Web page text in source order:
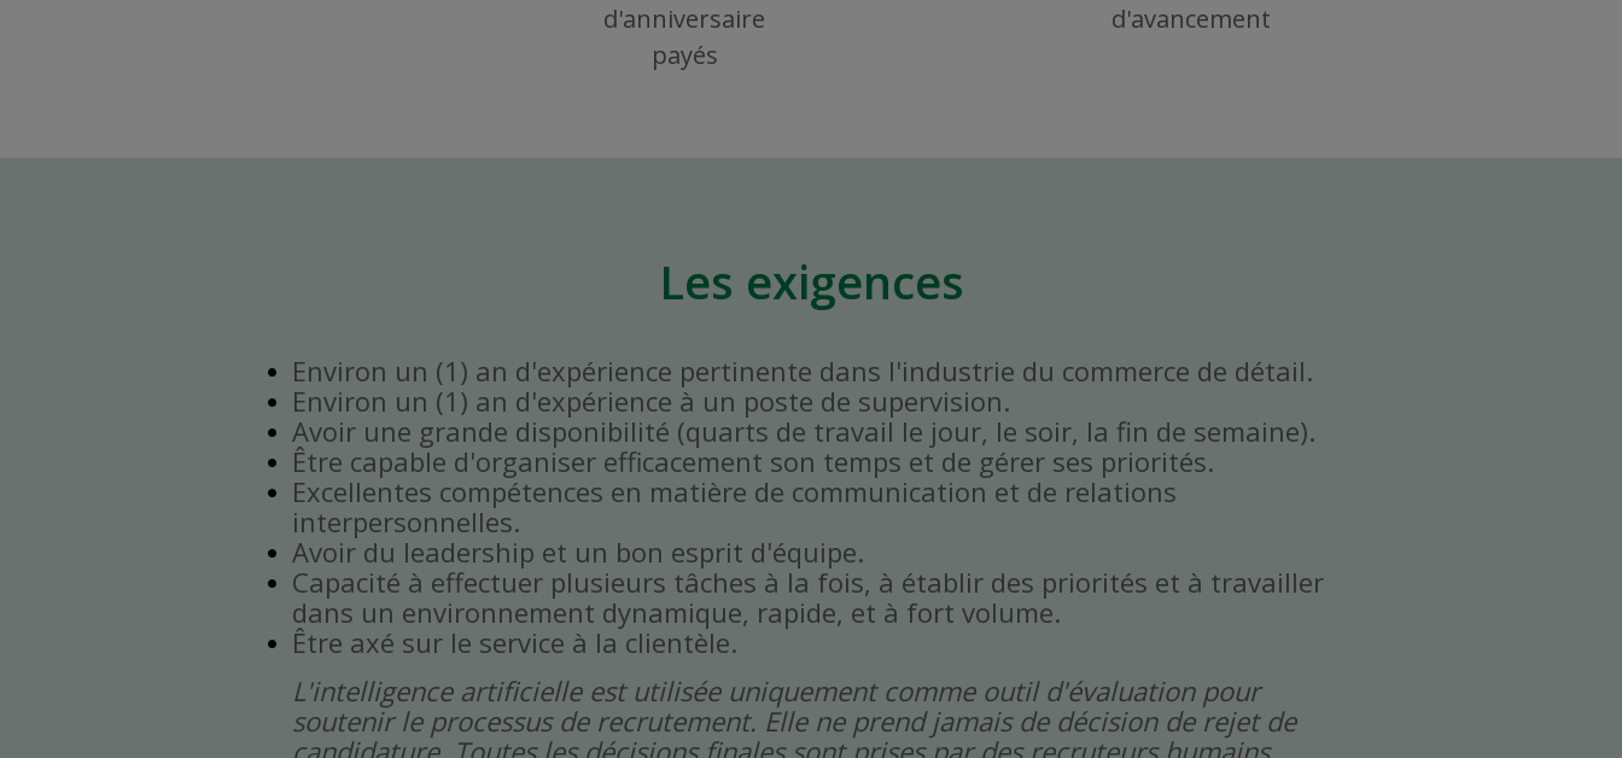
d'anniversaire
payés
d'avancement
Les exigences
Environ un (1) an d'expérience pertinente dans l'industrie du commerce de détail.
Environ un (1) an d'expérience à un poste de supervision.
Avoir une grande disponibilité (quarts de travail le jour, le soir, la fin de semaine).
Être capable d'organiser efficacement son temps et de gérer ses priorités.
Excellentes compétences en matière de communication et de relations
interpersonnelles.
Avoir du leadership et un bon esprit d'équipe.
Capacité à effectuer plusieurs tâches à la fois, à établir des priorités et à travailler
dans un environnement dynamique, rapide, et à fort volume.
Être axé sur le service à la clientèle.
L'intelligence artificielle est utilisée uniquement comme outil d'évaluation pour
soutenir le processus de recrutement. Elle ne prend jamais de décision de rejet de
candidature. Toutes les décisions finales sont prises par des recruteurs humains.